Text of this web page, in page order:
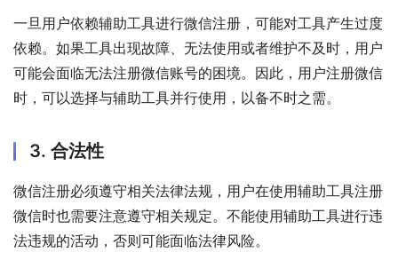
一旦用户依赖辅助工具进行微信注册，可能对工具产生过度
依赖。如果工具出现故障、无法使用或者维护不及时，用户
可能会面临无法注册微信账号的困境。因此，用户注册微信
时，可以选择与辅助工具并行使用，以备不时之需。
3. 合法性
微信注册必须遵守相关法律法规，用户在使用辅助工具注册
微信时也需要注意遵守相关规定。不能使用辅助工具进行违
法违规的活动，否则可能面临法律风险。